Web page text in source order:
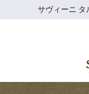
サヴィーニ